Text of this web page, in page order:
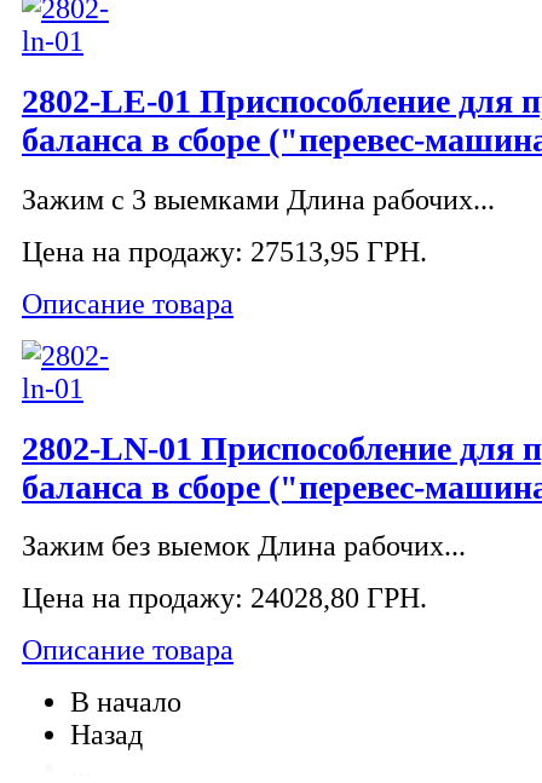
2802-LE-01 Приспособление для
баланса в сборе ("перевес-
Зажим с 3 выемками Длина рабочих...
Цена на продажу: 27513,95 ГРН.
Описание товара
2802-LN-01 Приспособление для
баланса в сборе ("перевес-
Зажим без выемок Длина рабочих...
Цена на продажу: 24028,80 ГРН.
Описание товара
В начало
Назад